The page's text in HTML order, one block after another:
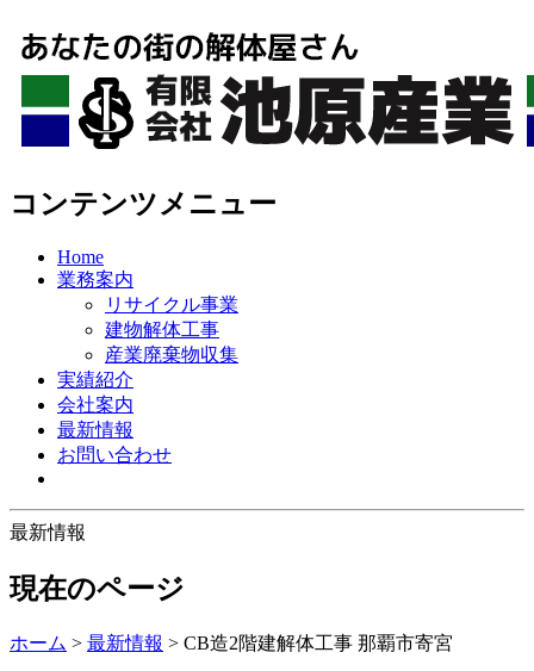
コンテンツメニュー
Home
業務案内
リサイクル事業
建物解体工事
産業廃棄物収集
実績紹介
会社案内
最新情報
お問い合わせ
最新情報
現在のページ
ホーム > 最新情報 > CB造2階建解体工事 那覇市寄宮